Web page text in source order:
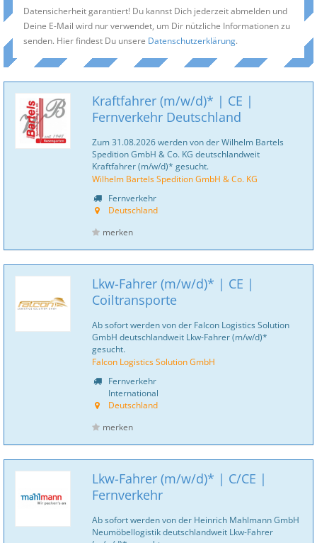
Datensicherheit garantiert! Du kannst Dich jederzeit abmelden und
Deine E-Mail wird nur verwendet, um Dir nützliche Informationen zu
senden. Hier findest Du unsere Datenschutzerklärung.
Kraftfahrer (m/w/d)* | CE |
Fernverkehr Deutschland
Zum 31.08.2026 werden von der Wilhelm Bartels
Spedition GmbH & Co. KG deutschlandweit
Kraftfahrer (m/w/d)* gesucht.
Wilhelm Bartels Spedition GmbH & Co. KG
Fernverkehr
Deutschland
merken
Lkw-Fahrer (m/w/d)* | CE |
Coiltransporte
Ab sofort werden von der Falcon Logistics Solution
GmbH deutschlandweit Lkw-Fahrer (m/w/d)*
gesucht.
Falcon Logistics Solution GmbH
Fernverkehr
International
Deutschland
merken
Lkw-Fahrer (m/w/d)* | C/CE |
Fernverkehr
Ab sofort werden von der Heinrich Mahlmann GmbH
Neumöbellogistik deutschlandweit Lkw-Fahrer